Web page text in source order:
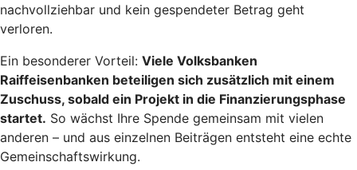
nachvollziehbar und kein gespendeter Betrag geht
verloren.
Ein besonderer Vorteil: Viele Volksbanken
Raiffeisenbanken beteiligen sich zusätzlich mit einem
Zuschuss, sobald ein Projekt in die Finanzierungsphase
startet. So wächst Ihre Spende gemeinsam mit vielen
anderen – und aus einzelnen Beiträgen entsteht eine echte
Gemeinschaftswirkung.